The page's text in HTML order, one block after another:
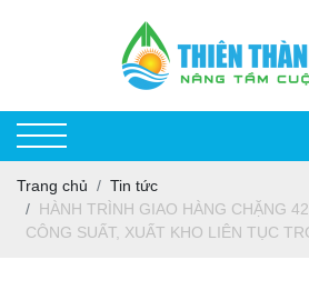
Trang chủ
Tin tức
HÀNH TRÌNH GIAO HÀNG CHẶNG
CÔNG SUẤT, XUẤT KHO LIÊN TỤC